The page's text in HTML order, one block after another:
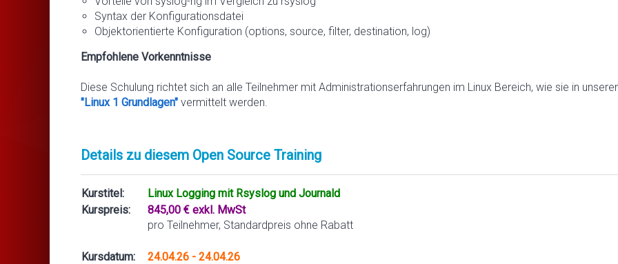
Syntax der Konfigurationsdatei
Objektorientierte Konfiguration (options, source, filter, destination, log)
Empfohlene Vorkenntnisse
Diese Schulung richtet sich an alle Teilnehmer mit Administrationserfahrungen im Linux Bereich, wie sie in
"Linux 1 Grundlagen" vermittelt werden.
Details zu diesem Open Source Training
Kurstitel:
Linux Logging mit Rsyslog und Journald
Kurspreis:
845,00 € exkl. MwSt
pro Teilnehmer, Standardpreis ohne Rabatt
Kursdatum:
24.04.26 - 24.04.26